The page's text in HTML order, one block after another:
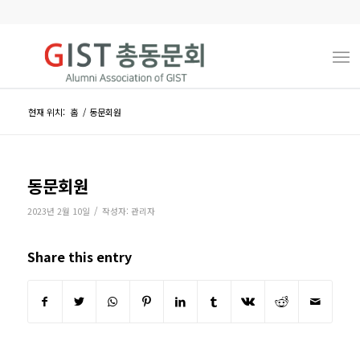
현재 위치: 홈 / 동문회원
동문회원
2023년 2월 10일 / 작성자: 관리자
Share this entry